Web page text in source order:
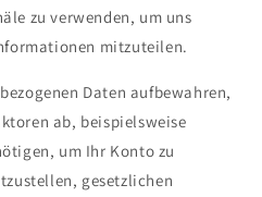
zu verwenden, um uns
mitzuteilen.
Daten aufbewahren,
ab, beispielsweise
um Ihr Konto zu
gesetzlichen